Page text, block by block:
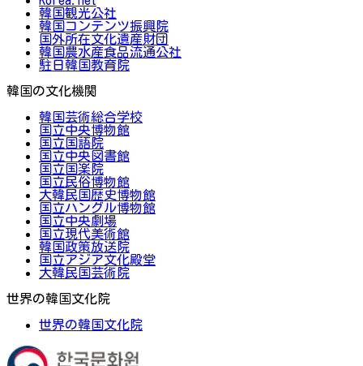
韓国観光公社
韓国コンテンツ振興院
国外所在文化遺産財団
韓国農水産食品流通公社
駐日韓国教育院
韓国の文化機関
韓国芸術総合学校
国立中央博物館
国立国語院
国立中央図書館
国立国楽院
国立民俗博物館
大韓民国歴史博物館
国立ハングル博物館
国立中央劇場
国立現代美術館
韓国政策放送院
国立アジア文化殿堂
大韓民国芸術院
世界の韓国文化院
世界の韓国文化院